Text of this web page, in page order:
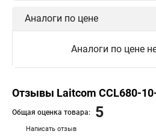
Аналоги по цене
Аналоги по цене
Отзывы Laitcom CCL680-
Написать отзыв
Общая оценка товара: 5